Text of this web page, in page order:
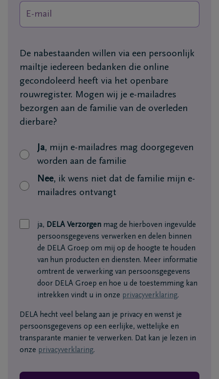
De nabestaanden willen via een persoonlijk
mailtje iedereen bedanken die online
gecondoleerd heeft via het openbare
rouwregister. Mogen wij je e-mailadres
bezorgen aan de familie van de overleden
dierbare?
Ja, mijn e-mailadres mag doorgegeven
worden aan de familie
Nee, ik wens niet dat de familie mijn e-
mailadres ontvangt
ja, DELA Verzorgen mag de hierboven ingevulde
persoonsgegevens verwerken en delen binnen
de DELA Groep om mij op de hoogte te houden
van hun producten en diensten. Meer informatie
omtrent de verwerking van persoonsgegevens
door DELA Groep en hoe u de toestemming kan
intrekken vindt u in onze privacyverklaring.
DELA hecht veel belang aan je privacy en wenst je
persoonsgegevens op een eerlijke, wettelijke en
transparante manier te verwerken. Dat kan je lezen in
onze privacyverklaring.